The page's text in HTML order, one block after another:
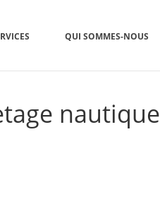
QUI SOMMES-NOUS
nautique